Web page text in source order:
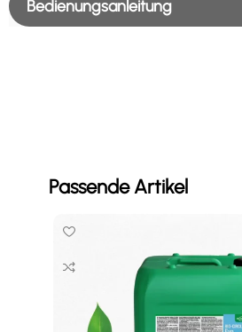
Bedienungsanleitung
Passende Artikel